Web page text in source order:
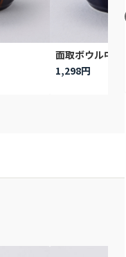
面取ボウル中
1,298円